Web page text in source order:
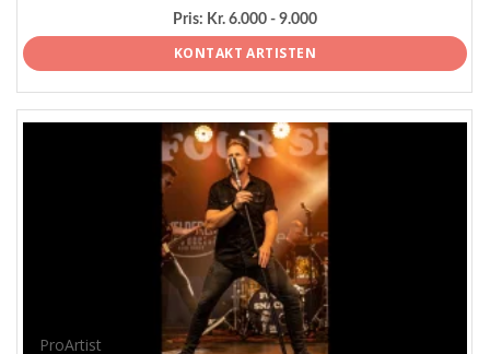
Pris: Kr. 6.000 - 9.000
KONTAKT ARTISTEN
ProArtist